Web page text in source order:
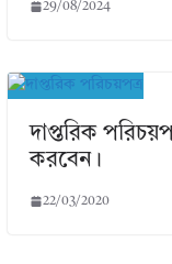
29/08/2024
দাপ্তরিক
করবেন।
22/03/2020